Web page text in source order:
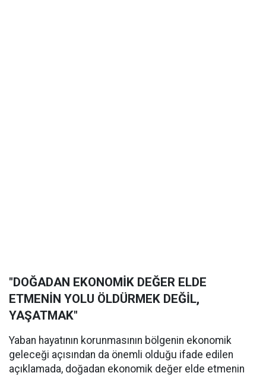
"DOĞADAN EKONOMİK DEĞER ELDE
ETMENİN YOLU ÖLDÜRMEK DEĞİL,
YAŞATMAK"
Yaban hayatının korunmasının bölgenin ekonomik
geleceği açısından da önemli olduğu ifade edilen
açıklamada, doğadan ekonomik değer elde etmenin